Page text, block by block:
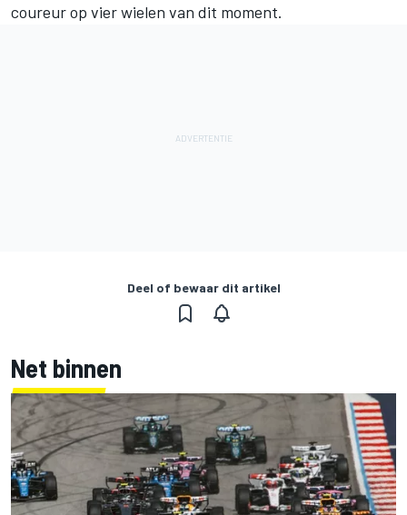
coureur op vier wielen van dit moment.
Deel of bewaar dit artikel
Net binnen